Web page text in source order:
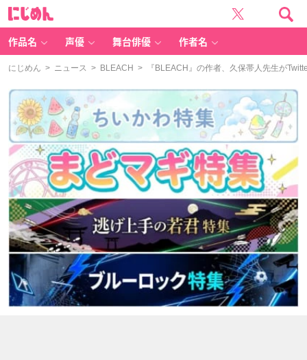
作品名 声優 舞台俳優 作者名
にじめん > ニュース > BLEACH > 『BLEACH』の作者、久保帯人先生が